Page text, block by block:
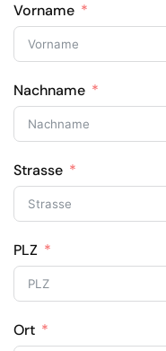
Vorname
Nachname
Strasse
PLZ
Ort